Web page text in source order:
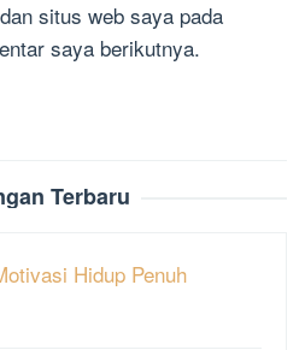
situs web saya pada
saya berikutnya.
Terbaru
Hidup Penuh